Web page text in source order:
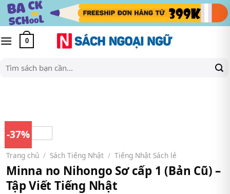
Skip
content
0
Tìm
kiếm:
-37%
Trang chủ / Sách Tiếng Nhật / Tiếng Nhật Sách lẻ
Minna no Nihongo Sơ cấp 1 (Bản Cũ) –
Tập Viết Tiếng Nhật